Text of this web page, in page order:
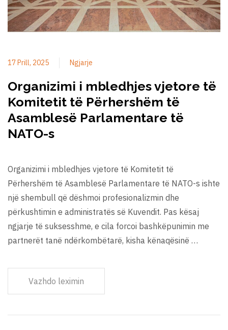
17 Prill, 2025 Ngjarje
Organizimi i mbledhjes vjetore të
Komitetit të Përhershëm të
Asamblesë Parlamentare të
NATO-s
Organizimi i mbledhjes vjetore të Komitetit të
Përhershëm të Asamblesë Parlamentare të NATO-s ishte
një shembull që dëshmoi profesionalizmin dhe
përkushtimin e administratës së Kuvendit. Pas kësaj
ngjarje të suksesshme, e cila forcoi bashkëpunimin me
partnerët tanë ndërkombëtarë, kisha kënaqësinë …
Vazhdo leximin